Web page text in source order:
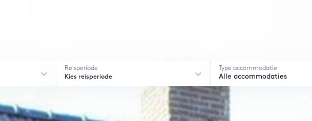
Reisperiode
Kies reisperiode
Type accommodatie
Alle accommodaties